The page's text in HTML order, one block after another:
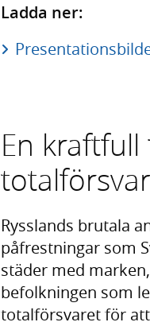
Ladda ner:
En
Rysslands brutala
påfrestningar som
städer med
befolkningen som
totalförsvaret för